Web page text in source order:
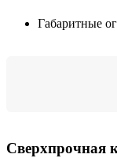
Габаритные
Сверхпрочная